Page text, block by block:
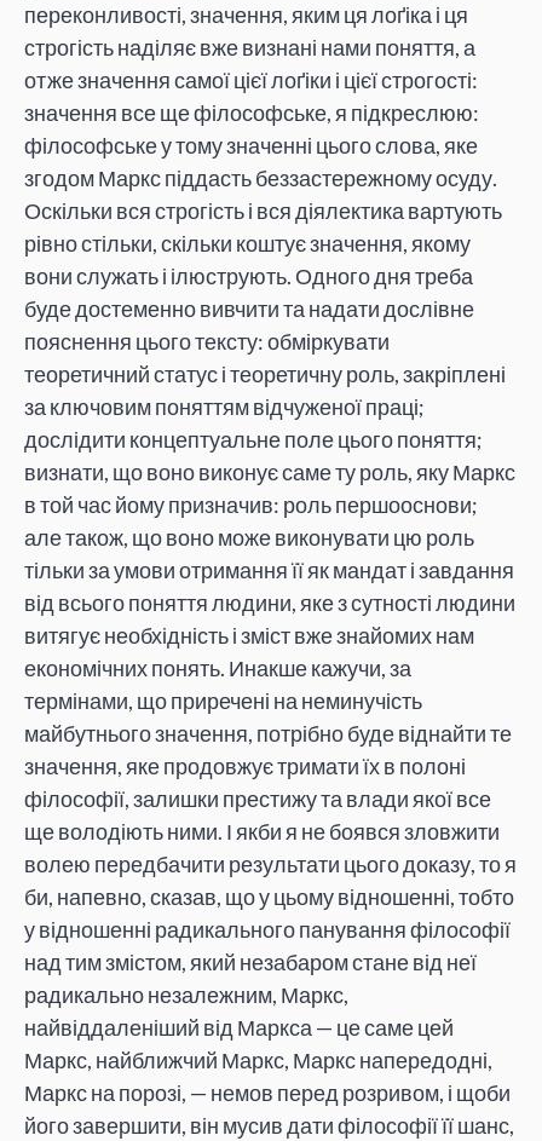
переконливості, значення, яким ця лоґіка і ця
строгість наділяє вже визнані нами поняття, а
отже значення самої цієї лоґіки і цієї строгості:
значення все ще філософське, я підкреслюю:
філософське у тому значенні цього слова, яке
згодом Маркс піддасть беззастережному осуду.
Оскільки вся строгість і вся діялектика вартують
рівно стільки, скільки коштує значення, якому
вони служать і ілюструють. Одного дня треба
буде достеменно вивчити та надати дослівне
пояснення цього тексту: обміркувати
теоретичний статус і теоретичну роль, закріплені
за ключовим поняттям відчуженої праці;
дослідити концептуальне поле цього поняття;
визнати, що воно виконує саме ту роль, яку Маркс
в той час йому призначив: роль першооснови;
але також, що воно може виконувати цю роль
тільки за умови отримання її як мандат і завдання
від всього поняття людини, яке з сутності людини
витягує необхідність і зміст вже знайомих нам
економічних понять. Инакше кажучи, за
термінами, що приречені на неминучість
майбутнього значення, потрібно буде віднайти те
значення, яке продовжує тримати їх в полоні
філософії, залишки престижу та влади якої все
ще володіють ними. І якби я не боявся зловжити
волею передбачити результати цього доказу, то я
би, напевно, сказав, що у цьому відношенні, тобто
у відношенні радикального панування філософії
над тим змістом, який незабаром стане від неї
радикально незалежним, Маркс,
найвіддаленіший від Маркса — це саме цей
Маркс, найближчий Маркс, Маркс напередодні,
Маркс на порозі, — немов перед розривом, і щоби
його завершити, він мусив дати філософії її шанс,